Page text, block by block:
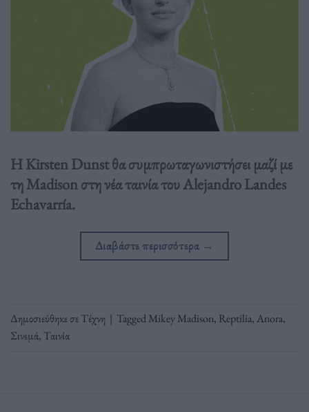
Η Kirsten Dunst θα συμπρωταγωνιστήσει μαζί με
τη Madison στη νέα ταινία του Alejandro Landes
Echavarría.
Διαβάστε περισσότερα →
Δημοσιεύθηκε σεΤέχνη | TaggedMikey Madison, Reptilia,Αnora,
Σινεμά, Ταινία